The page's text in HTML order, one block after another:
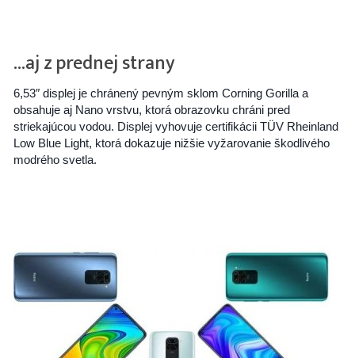
…aj z prednej strany
6,53″ displej je chránený pevným sklom Corning Gorilla a
obsahuje aj Nano vrstvu, ktorá obrazovku chráni pred
striekajúcou vodou. Displej vyhovuje certifikácii TÜV Rheinland
Low Blue Light, ktorá dokazuje nižšie vyžarovanie škodlivého
modrého svetla.